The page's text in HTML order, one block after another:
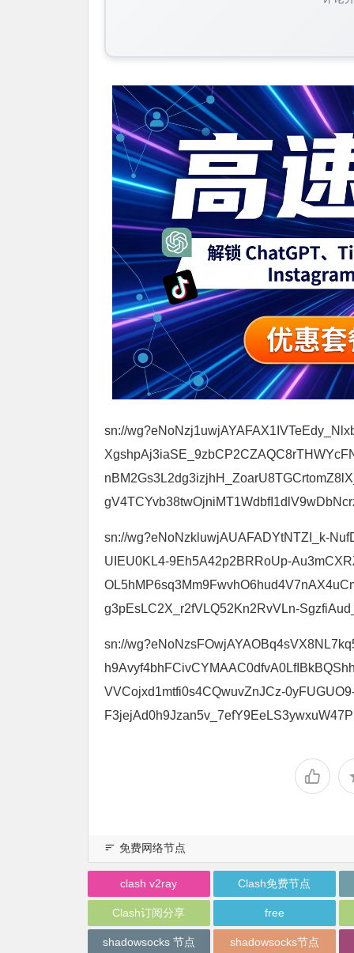
sn://
sn://wg?eNoNzkluwjAUAFADYtNTZI_k-
UIEU0KL4-9Eh5A42p2BRRoUp-
g3pEsLC2X_r2fVLQ52Kn2RvVLn-
sn://
VVCojxd1mtfi0s4CQwuvZnJCz-
免费网络节点
clash v2ray Clash免费节点
Clash订阅分享 free
shadowsocks 节点 shadowsocks节点